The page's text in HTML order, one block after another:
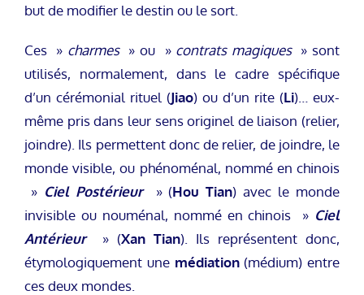
but de modifier le destin ou le sort.
Ces » charmes» ou » contrats magiques» sont
utilisés, normalement, dans le cadre spécifique
d’un cérémonial rituel (Jiao) ou d’un rite (Li)… eux-
même pris dans leur sens originel de liaison (relier,
joindre). Ils permettent donc de relier, de joindre, le
monde visible, ou phénoménal, nommé en chinois
» Ciel Postérieur» (Hou Tian) avec le monde
invisible ou nouménal, nommé en chinois » Ciel
Antérieur» (Xan Tian). Ils représentent donc,
étymologiquement une médiation(médium) entre
ces deux mondes.